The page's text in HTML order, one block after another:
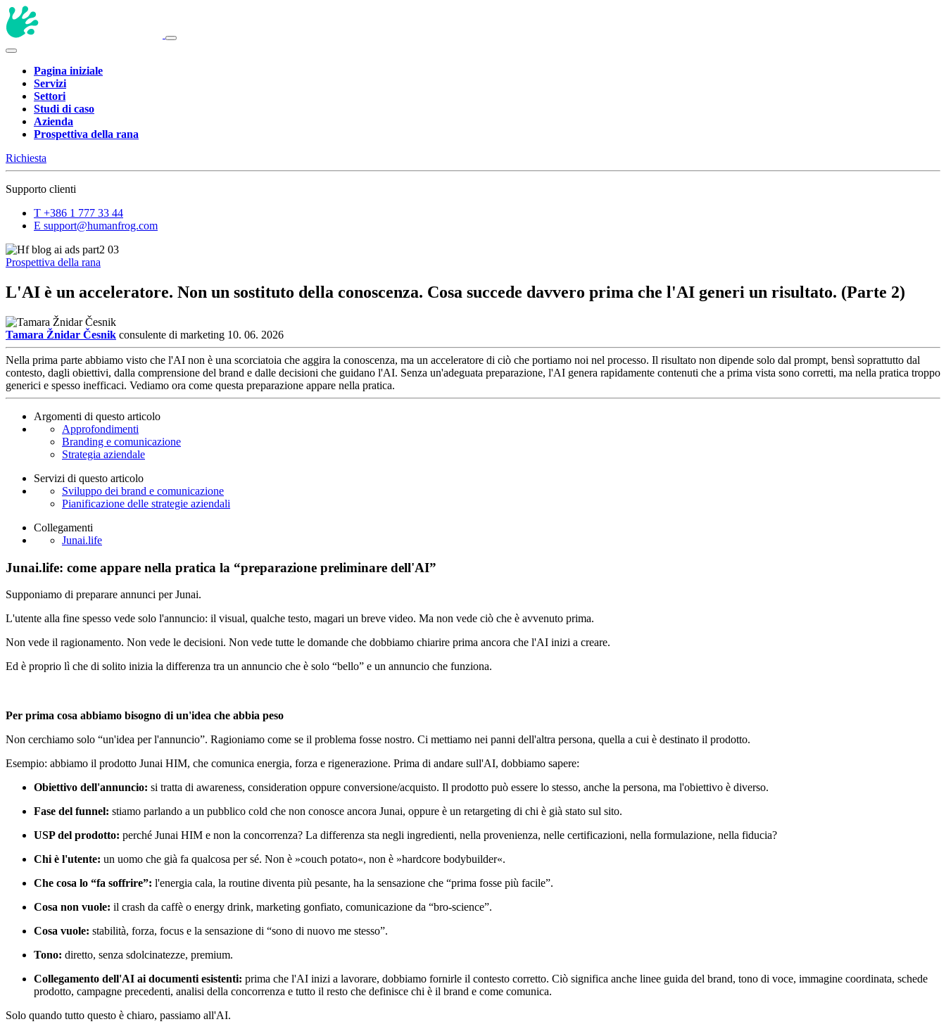
Pagina iniziale
Servizi
Settori
Studi di caso
Azienda
Prospettiva della rana
Richiesta
Supporto clienti
T +386 1 777 33 44
E support@humanfrog.com
Prospettiva della rana
L'AI è un acceleratore. Non un sostituto della conoscenza. Cosa succede davvero prima che l'AI generi un risultato. (Parte 2)
Tamara Žnidar Česnik consulente di marketing 10. 06. 2026
Nella prima parte abbiamo visto che l'AI non è una scorciatoia che aggira la conoscenza, ma un acceleratore di ciò che portiamo noi nel processo. Il risultato non dipende solo dal prompt, bensì soprattutto dal
contesto, dagli obiettivi, dalla comprensione del brand e dalle decisioni che guidano l'AI. Senza un'adeguata preparazione, l'AI genera rapidamente contenuti che a prima vista sono corretti, ma nella pratica troppo
generici e spesso inefficaci. Vediamo ora come questa preparazione appare nella pratica.
Argomenti di questo articolo
Approfondimenti
Branding e comunicazione
Strategia aziendale
Servizi di questo articolo
Sviluppo dei brand e comunicazione
Pianificazione delle strategie aziendali
Collegamenti
Junai.life
Junai.life: come appare nella pratica la “preparazione preliminare dell'AI”
Supponiamo di preparare annunci per Junai.
L'utente alla fine spesso vede solo l'annuncio: il visual, qualche testo, magari un breve video. Ma non vede ciò che è avvenuto prima.
Non vede il ragionamento. Non vede le decisioni. Non vede tutte le domande che dobbiamo chiarire prima ancora che l'AI inizi a creare.
Ed è proprio lì che di solito inizia la differenza tra un annuncio che è solo “bello” e un annuncio che funziona.
Per prima cosa abbiamo bisogno di un'idea che abbia peso
Non cerchiamo solo “un'idea per l'annuncio”. Ragioniamo come se il problema fosse nostro. Ci mettiamo nei panni dell'altra persona, quella a cui è destinato il prodotto.
Esempio: abbiamo il prodotto Junai HIM, che comunica energia, forza e rigenerazione. Prima di andare sull'AI, dobbiamo sapere:
Obiettivo dell'annuncio: si tratta di awareness, consideration oppure conversione/acquisto. Il prodotto può essere lo stesso, anche la persona, ma l'obiettivo è diverso.
Fase del funnel: stiamo parlando a un pubblico cold che non conosce ancora Junai, oppure è un retargeting di chi è già stato sul sito.
USP del prodotto: perché Junai HIM e non la concorrenza? La differenza sta negli ingredienti, nella provenienza, nelle certificazioni, nella formulazione, nella fiducia?
Chi è l'utente: un uomo che già fa qualcosa per sé. Non è »couch potato«, non è »hardcore bodybuilder«.
Che cosa lo “fa soffrire”: l'energia cala, la routine diventa più pesante, ha la sensazione che “prima fosse più facile”.
Cosa non vuole: il crash da caffè o energy drink, marketing gonfiato, comunicazione da “bro-science”.
Cosa vuole: stabilità, forza, focus e la sensazione di “sono di nuovo me stesso”.
Tono: diretto, senza sdolcinatezze, premium.
Collegamento dell'AI ai documenti esistenti: prima che l'AI inizi a lavorare, dobbiamo fornirle il contesto corretto. Ciò significa anche linee guida del brand, tono di voce, immagine coordinata, schede
prodotto, campagne precedenti, analisi della concorrenza e tutto il resto che definisce chi è il brand e come comunica.
Solo quando tutto questo è chiaro, passiamo all'AI.